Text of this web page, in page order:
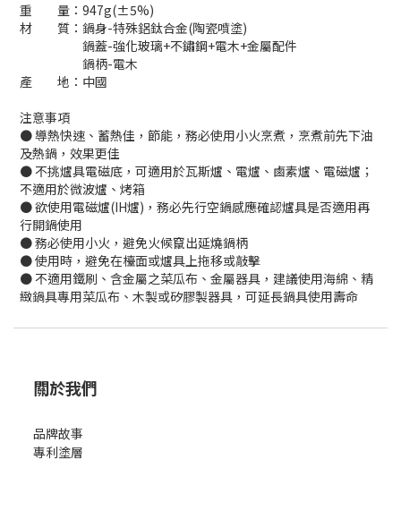
重 量：947g(±5%)
材 質：鍋身-特殊鋁鈦合金(陶瓷噴塗)
鍋蓋-強化玻璃+不鏽鋼+電木+金屬配件
鍋柄-電木
產 地：中國
注意事項
● 導熱快速、蓄熱佳，節能，務必使用小火烹煮，烹煮前先下油
及熱鍋，效果更佳
● 不挑爐具電磁底，可適用於瓦斯爐、電爐、鹵素爐、電磁爐；
不適用於微波爐、烤箱
● 欲使用電磁爐(IH爐)，務必先行空鍋感應確認爐具是否適用再
行開鍋使用
● 務必使用小火，避免火候竄出延燒鍋柄
● 使用時，避免在檯面或爐具上拖移或敲擊
● 不適用鐵刷、含金屬之菜瓜布、金屬器具，建議使用海綿、精
緻鍋具專用菜瓜布、木製或矽膠製器具，可延長鍋具使用壽命
關於我們
品牌故事
專利塗層